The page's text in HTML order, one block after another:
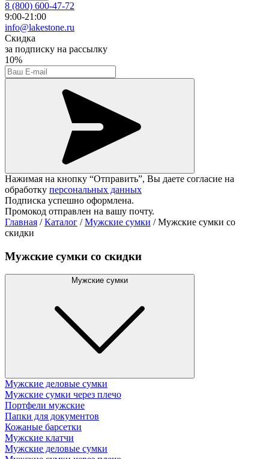
8 (800) 600-47-72
9:00-21:00
info@lakestone.ru
Скидка
за подписку на рассылку
10%
Нажимая на кнопку “Отправить”, Вы даете согласие на
обработку персональных данных
Подписка успешно оформлена.
Промокод отправлен на вашу почту.
Главная / Каталог / Мужские сумки / Мужские сумки со
скидки
Мужские сумки со скидки
Мужские сумки
Мужские деловые сумки
Мужские сумки через плечо
Портфели мужские
Папки для документов
Кожаные барсетки
Мужские клатчи
Мужские деловые сумки